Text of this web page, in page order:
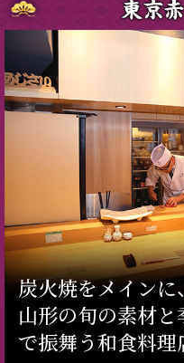
炭火焼をメインに、
山形の旬の素材
で振舞う和食料理